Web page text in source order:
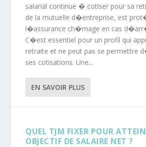
salarial continue � cotiser pour sa
de la mutuelle d�entreprise, est
l�assurance ch�mage en cas
C�est essentiel pour un profil qui
retraite et ne peut pas se permettre
ses cotisations. Une...
EN SAVOIR PLUS
QUEL TJM FIXER POUR
OBJECTIF DE SALAIRE NET ?